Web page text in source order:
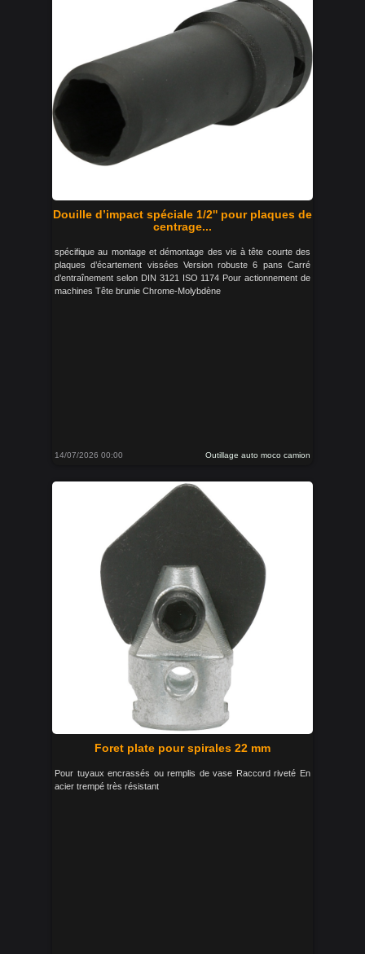
Douille d’impact spéciale 1/2'' pour plaques de
centrage...
spécifique au montage et démontage des vis à tête courte des
plaques d’écartement vissées Version robuste 6 pans Carré
d’entraînement selon DIN 3121 ISO 1174 Pour actionnement de
machines Tête brunie Chrome-Molybdène
14/07/2026 00:00 Outillage auto moco camion
Foret plate pour spirales 22 mm
Pour tuyaux encrassés ou remplis de vase Raccord riveté En
acier trempé très résistant